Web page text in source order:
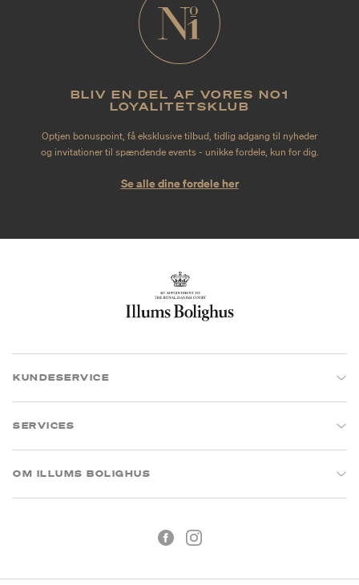
BLIV EN DEL AF VORES NO1
LOYALITETSKLUB
Optjen bonuspoint, få eksklusive tilbud, tidlig adgang til nyheder
og invitationer til spændende events - unikke fordele, kun for dig.
Se alle dine fordele her
KUNDESERVICE
SERVICES
OM ILLUMS BOLIGHUS